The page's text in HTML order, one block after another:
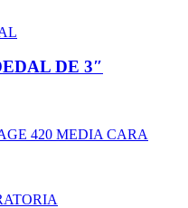
DE 3″